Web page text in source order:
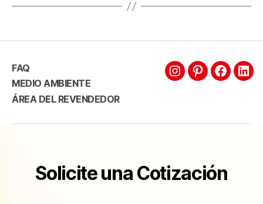
FAQ
MEDIO AMBIENTE
ÁREA DEL REVENDEDOR
Solicite una Cotización